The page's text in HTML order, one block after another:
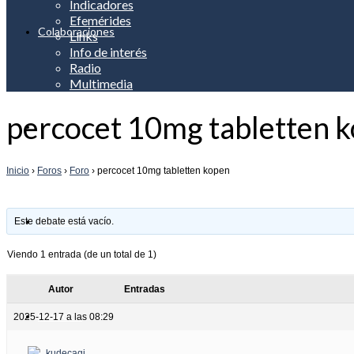
Colaboraciones
Apreciación
Noticias
Servicios
Indicadores
Efemérides
Links
Info de interés
Radio
Multimedia
percocet 10mg tabletten
Inicio › Foros › Foro › percocet 10mg tabletten kopen
Este debate está vacío.
Viendo 1 entrada (de un total de 1)
Autor Entradas
2025-12-17 a las 08:29